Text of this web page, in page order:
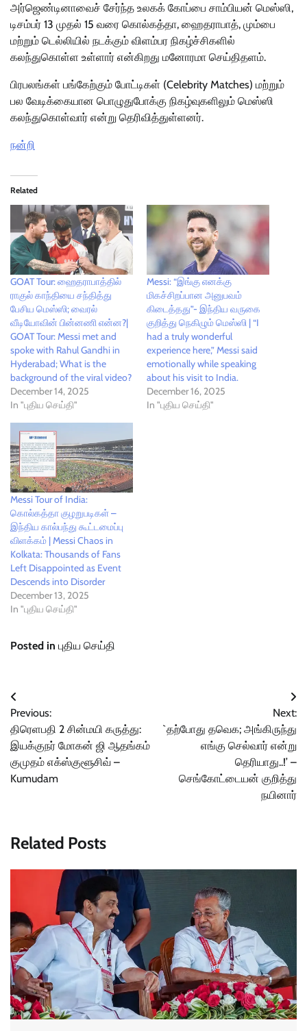
அர்ஜெண்டினாவைச் சேர்ந்த உலகக் கோப்பை சாம்பியன் மெஸ்ஸி,
டிசம்பர் 13 முதல் 15 வரை கொல்கத்தா, ஹைதராபாத், மும்பை
மற்றும் டெல்லியில் நடக்கும் விளம்பர நிகழ்ச்சிகளில்
கலந்துகொள்ள உள்ளார் என்கிறது மனோரமா செய்திதளம்.
பிரபலங்கள் பங்கேற்கும் போட்டிகள் (Celebrity Matches) மற்றும்
பல வேடிக்கையான பொழுதுபோக்கு நிகழ்வுகளிலும் மெஸ்ஸி
கலந்துகொள்வார் என்று தெரிவித்துள்ளனர்.
நன்றி
Related
GOAT Tour: ஹைதராபாத்தில்
ராகுல் காந்தியை சந்தித்து
பேசிய மெஸ்ஸி; வைரல்
வீடியோவின் பின்னணி என்ன?|
GOAT Tour: Messi met and
spoke with Rahul Gandhi in
Hyderabad; What is the
background of the viral video?
December 14, 2025
In "புதிய செய்தி"
Messi: “இங்கு எனக்கு
மிகச்சிறப்பான அனுபவம்
கிடைத்தது”- இந்திய வருகை
குறித்து நெகிழும் மெஸ்ஸி | “I
had a truly wonderful
experience here,” Messi said
emotionally while speaking
about his visit to India.
December 16, 2025
In "புதிய செய்தி"
Messi Tour of India:
கொல்கத்தா குழறுபடிகள் –
இந்திய கால்பந்து கூட்டமைப்பு
விளக்கம் | Messi Chaos in
Kolkata: Thousands of Fans
Left Disappointed as Event
Descends into Disorder
December 13, 2025
In "புதிய செய்தி"
Posted in புதிய செய்தி
Post
navigation
Previous:
திரெளபதி 2 சின்மயி கருத்து:
இயக்குநர் மோகன் ஜி ஆதங்கம்
குமுதம் எக்ஸ்குளூசிவ் –
Kumudam
Next:
`தற்போது தவெக; அங்கிருந்து
எங்கு செல்வார் என்று
தெரியாது..!’ –
செங்கோட்டையன் குறித்து
நயினார்
Related Posts